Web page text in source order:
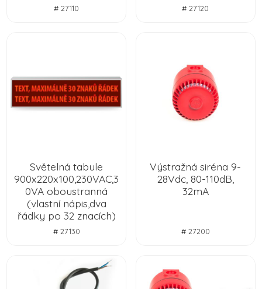
# 27110 # 27120
Světelná tabule
900x220x100,230VAC,3
0VA oboustranná
(vlastní nápis,dva
řádky po 32 znacích)
# 27130
Výstražná siréna 9-
28Vdc, 80-110dB,
32mA
# 27200